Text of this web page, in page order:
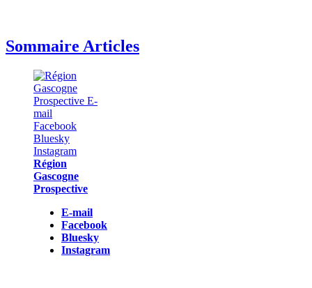
Sommaire Articles
Région
Gascogne
Prospective
E-mail
Facebook
Bluesky
Instagram